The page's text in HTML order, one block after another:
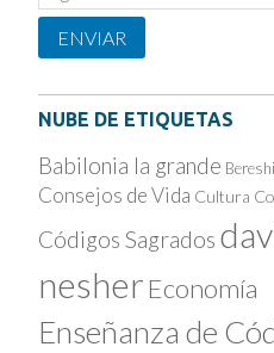
Subscription
ENVIAR
NUBE DE ETIQUETAS
Babilonia la grande
Consejos de Vida Cultura
Códigos Sagrados
nesher Economía
Enseñanza de